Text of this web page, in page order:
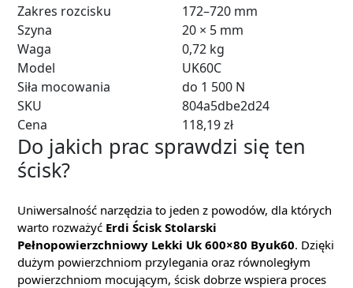
Zakres rozcisku
172–720 mm
Szyna
20 × 5 mm
Waga
0,72 kg
Model
UK60C
Siła mocowania
do 1 500 N
SKU
804a5dbe2d24
Cena
118,19 zł
Do jakich prac sprawdzi się ten
ścisk?
Uniwersalność narzędzia to jeden z powodów, dla których
warto rozważyć Erdi Ścisk Stolarski
Pełnopowierzchniowy Lekki Uk 600×80 Byuk60. Dzięki
dużym powierzchniom przylegania oraz równoległym
powierzchniom mocującym, ścisk dobrze wspiera proces